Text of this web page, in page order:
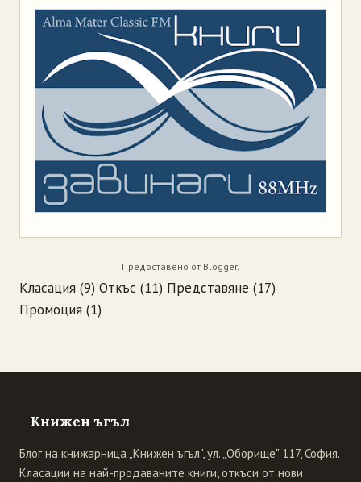
Предоставено от Blogger.
Класация (9) Откъс (11) Представяне (17)
Промоция (1)
Книжен ъгъл
Блог на книжарница „Книжен ъгъл", ул. „Оборище" 117, София.
Класации на най-продаваните книги, откъси от нови